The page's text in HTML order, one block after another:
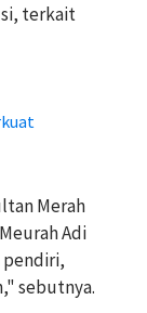
terkait
Merah
Adi
pendiri,
sebutnya.